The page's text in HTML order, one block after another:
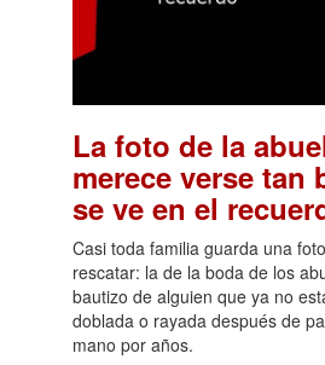
La foto de la
merece verse tan
se ve en el
Casi toda familia guarda una
rescatar: la de la boda de los
bautizo de alguien que ya no
doblada o rayada después de
mano por años.